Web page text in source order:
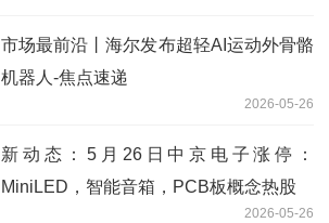
市场最前沿丨海尔发布超轻AI运动外骨骼
机器人-焦点速递
2026-05-26
新动态：5月26日中京电子涨停：
MiniLED，智能音箱，PCB板概念热股
2026-05-26